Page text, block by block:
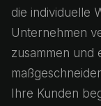
die individuelle
Unternehmen
zusammen und
Ihre Kunden